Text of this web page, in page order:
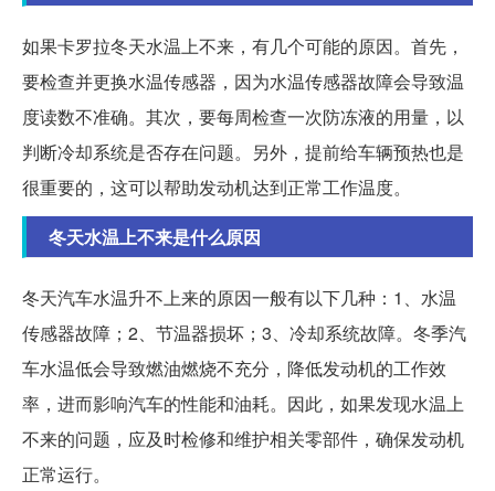
如果卡罗拉冬天水温上不来，有几个可能的原因。首先，
要检查并更换水温传感器，因为水温传感器故障会导致温
度读数不准确。其次，要每周检查一次防冻液的用量，以
判断冷却系统是否存在问题。另外，提前给车辆预热也是
很重要的，这可以帮助发动机达到正常工作温度。
冬天水温上不来是什么原因
冬天汽车水温升不上来的原因一般有以下几种：1、水温
传感器故障；2、节温器损坏；3、冷却系统故障。冬季汽
车水温低会导致燃油燃烧不充分，降低发动机的工作效
率，进而影响汽车的性能和油耗。因此，如果发现水温上
不来的问题，应及时检修和维护相关零部件，确保发动机
正常运行。